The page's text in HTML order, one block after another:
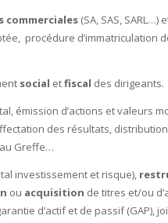
commerciales(SA, SAS, SARL…)
procédure d’immatriculation
social etfiscal des dirigeants.
émission d’actions et valeurs
des résultats,
Greffe…
investissement et risque),
ou acquisition de titres et/ou
d’actif et de passif (GAP),